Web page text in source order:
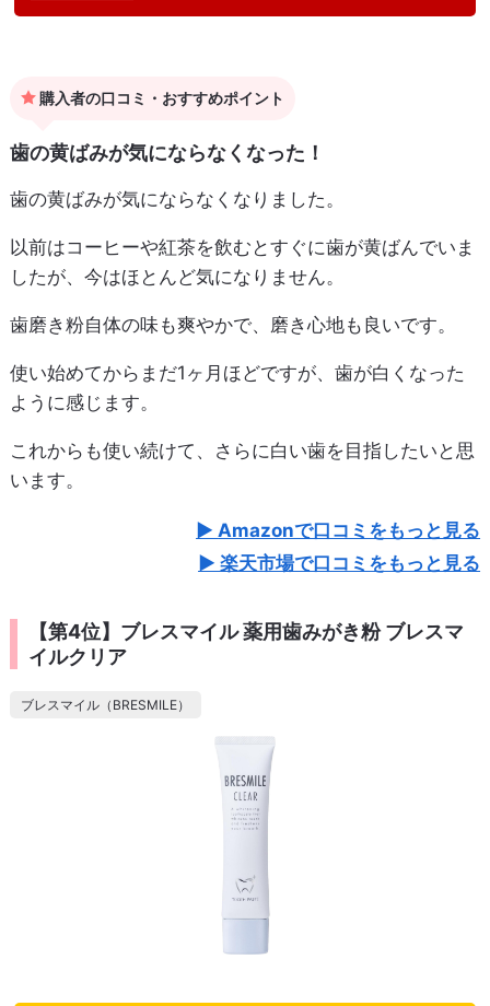
購入者の口コミ・おすすめポイント
歯の黄ばみが気にならなくなった！
歯の黄ばみが気にならなくなりました。
以前はコーヒーや紅茶を飲むとすぐに歯が黄ばんでいま
したが、今はほとんど気になりません。
歯磨き粉自体の味も爽やかで、磨き心地も良いです。
使い始めてからまだ1ヶ月ほどですが、歯が白くなった
ように感じます。
これからも使い続けて、さらに白い歯を目指したいと思
います。
Amazonで口コミをもっと見る
楽天市場で口コミをもっと見る
【第4位】ブレスマイル 薬用歯みがき粉 ブレスマ
イルクリア
ブレスマイル（BRESMILE）